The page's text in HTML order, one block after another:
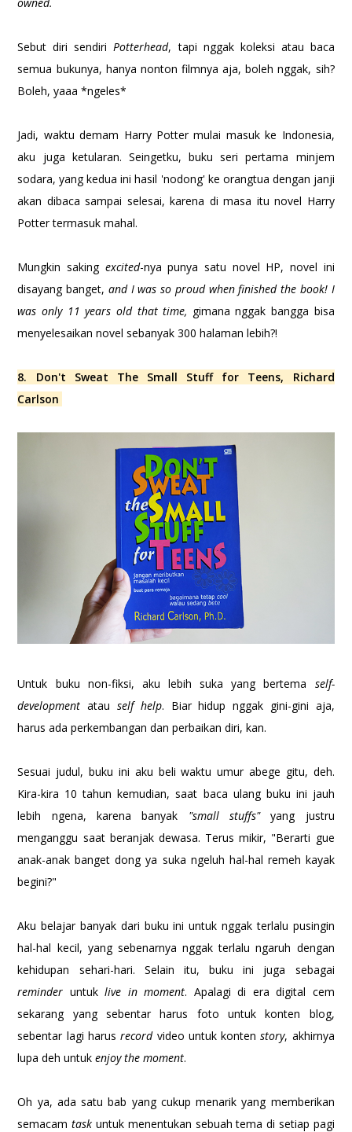
Sebut diri sendiriPotterhead, tapi nggak koleksi atau baca
semua bukunya, hanya nonton filmnya aja, boleh nggak, sih?
Boleh, yaaa *ngeles*
Jadi, waktu demam Harry Potter mulai masuk ke Indonesia,
aku juga ketularan. Seingetku, buku seri pertama minjem
sodara, yang kedua ini hasil 'nodong' ke orangtua dengan janji
akan dibaca sampai selesai, karena di masa itu novel Harry
Potter termasuk mahal.
Mungkin saking excited-nya punya satu novel HP, novel ini
disayang banget, and I was so proud when finished the book! I
was only 11 years old that time, gimana nggak bangga bisa
menyelesaikan novel sebanyak 300 halaman lebih?!
8. Don't Sweat The Small Stuff for Teens, Richard
Carlson
Untuk buku non-fiksi, aku lebih suka yang bertema self-
developmentatau self help. Biar hidup nggak gini-gini aja,
harus ada perkembangan dan perbaikan diri, kan.
Sesuai judul, buku ini aku beli waktu umur abege gitu, deh.
Kira-kira 10 tahun kemudian, saat baca ulang buku ini jauh
lebih ngena, karena banyak "small stuffs"yang justru
menganggu saat beranjak dewasa. Terus mikir, "Berarti gue
anak-anak banget dong ya suka ngeluh hal-hal remeh kayak
begini?"
Aku belajar banyak dari buku ini untuk nggak terlalu pusingin
hal-hal kecil, yang sebenarnya nggak terlalu ngaruh dengan
kehidupan sehari-hari. Selain itu, buku ini juga sebagai
reminder untuklive in moment. Apalagi di era digital cem
sekarang yang sebentar harus foto untuk konten blog,
sebentar lagi harus record video untuk kontenstory, akhirnya
lupa deh untukenjoy the moment.
Oh ya, ada satu bab yang cukup menarik yang memberikan
semacamtask untuk menentukan sebuah tema di setiap pagi